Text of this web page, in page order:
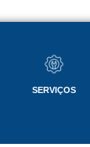
SERVIÇOS